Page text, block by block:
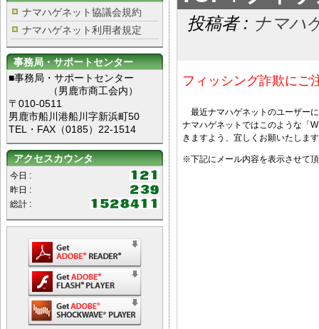
ナマハゲネット協議会規約
ナマハゲネット利用者規定
事務局・サポートセンター
■事務局・サポートセンター
（男鹿市商工会内）
〒010-0511
男鹿市船川港船川字新浜町50
TEL・FAX（0185）22-1514
アクセスカウンタ
今日 :
昨日 :
総計 :
投稿者 : ナマハ
フィッシング詐欺にご
最近ナマハゲネットのユーザー
ナマハゲネットではこのような「
きますよう、宜しくお願いたしま
※下記にメール内容を表示させて